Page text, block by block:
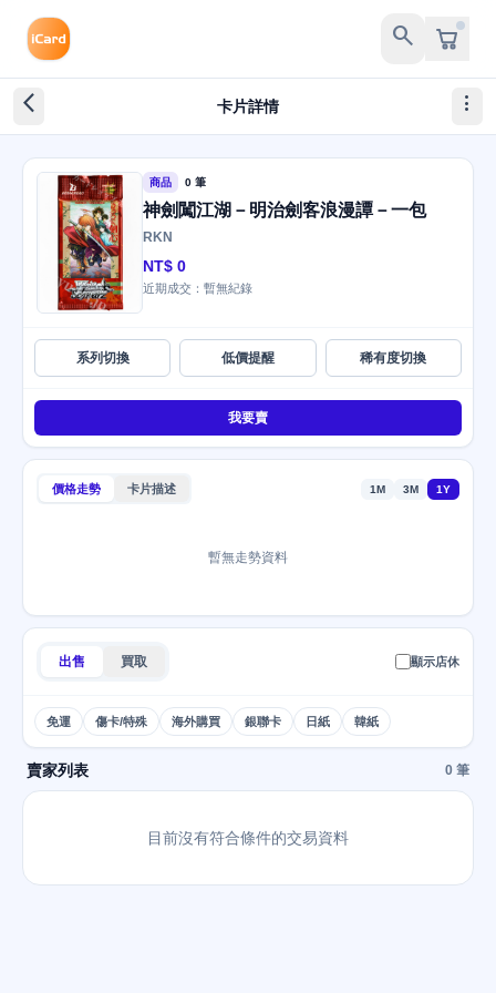
search
arrow_back_ios_new 卡片詳情 more_vert
商品 0 筆
神劍闖江湖－明治劍客浪漫譚－一包
RKN
NT$ 0
近期成交：暫無紀錄
系列切換 低價提醒 稀有度切換
我要賣
價格走勢 卡片描述 1M 3M 1Y
暫無走勢資料
出售 買取 顯示店休
免運 傷卡/特殊 海外購買 銀聯卡 日紙 韓紙
賣家列表 0 筆
目前沒有符合條件的交易資料